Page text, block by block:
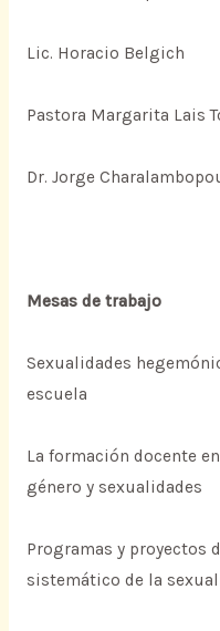
Lic. Horacio Belgich
Pastora Margarita Lais
Dr. Jorge
Mesas de trabajo
Sexualidades
escuela
La formación docente
género y sexualidades
Programas y proyectos
sistemático de la